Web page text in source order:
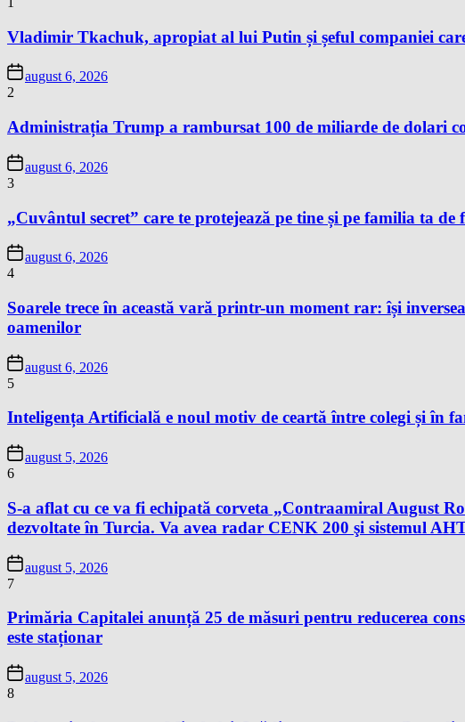
Vladimir Tkachuk, apropiat al lui Putin și șeful companiei
august 6, 2026
2
Administrația Trump a rambursat 100 de miliarde de dolari
august 6, 2026
3
„Cuvântul secret” care te protejează pe tine și pe familia ta
august 6, 2026
4
Soarele trece în această vară printr-un moment rar: își
oamenilor
august 6, 2026
5
Inteligența Artificială e noul motiv de ceartă între colegi și în
august 5, 2026
6
S-a aflat cu ce va fi echipată corveta „Contraamiral August
dezvoltate în Turcia. Va avea radar CENK 200 şi sistemul
august 5, 2026
7
Primăria Capitalei anunță 25 de măsuri pentru reducerea
este staționar
august 5, 2026
8